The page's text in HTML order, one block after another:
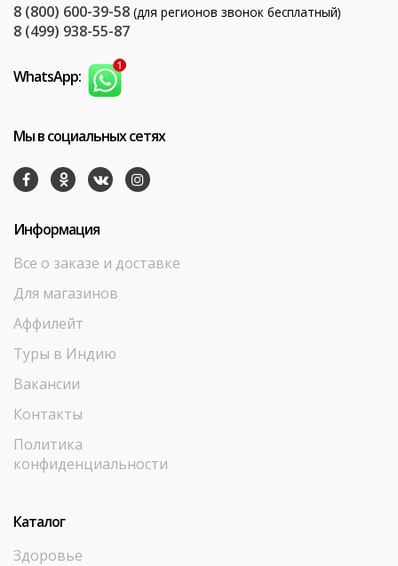
8 (800) 600-39-58 (для регионов звонок бесплатный)
8 (499) 938-55-87
WhatsApp:
Мы в социальных сетях
Информация
Все о заказе и доставке
Для магазинов
Аффилейт
Туры в Индию
Вакансии
Контакты
Политика
конфиденциальности
Каталог
Здоровье